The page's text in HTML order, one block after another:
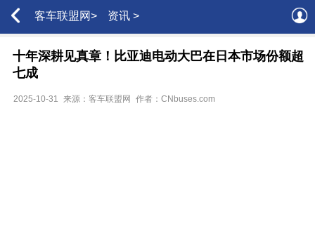
客车联盟网> 资讯 >
十年深耕见真章！比亚迪电动大巴在日本市场份额超
七成
2025-10-31 来源：客车联盟网 作者：CNbuses.com